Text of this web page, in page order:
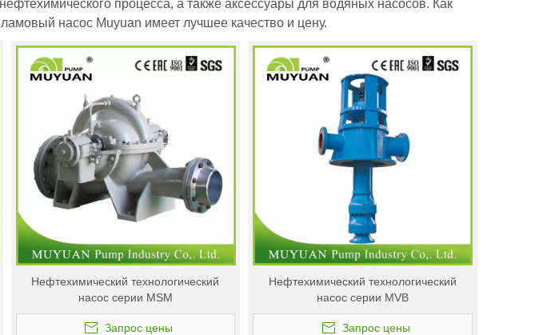
процесса, а также аксессуары для водяных насосов. Как
насос Muyuan имеет лучшее качество и цену.
Нефтехимический технологический
насос серии MSM
Запрос цены
Нефтехимический технологический
насос серии MVB
Запрос цены